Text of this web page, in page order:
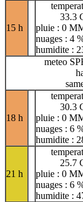
15 h
33.3
pluie : 0
nuages : 4
humidite :
meteo
18 h
30.3
pluie : 0
nuages : 6
humidite :
21 h
25.7
pluie : 0
nuages : 6
humidite :